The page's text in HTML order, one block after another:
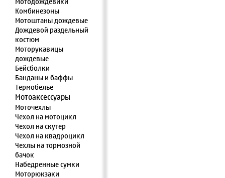
Комбинезоны
Мотоштаны дождевые
Дождевой раздельный
костюм
Моторукавицы
дождевые
Бейсболки
Банданы и баффы
Термобелье
Мотоаксессуары
Моточехлы
Чехол на мотоцикл
Чехол на скутер
Чехол на квадроцикл
Чехлы на тормозной
бачок
Набедренные сумки
Моторюкзаки